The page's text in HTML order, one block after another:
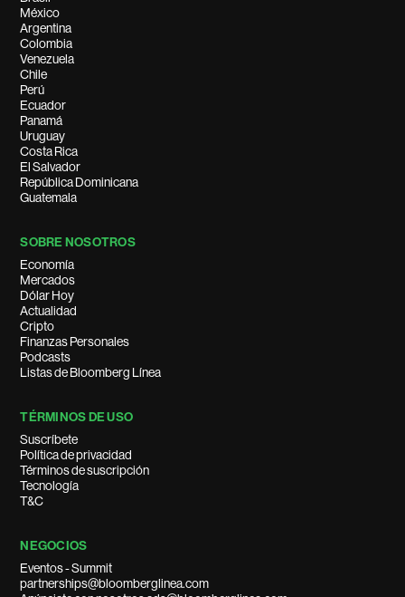
México
Argentina
Colombia
Venezuela
Chile
Perú
Ecuador
Panamá
Uruguay
Costa Rica
El Salvador
República Dominicana
Guatemala
SOBRE NOSOTROS
Economía
Mercados
Dólar Hoy
Actualidad
Cripto
Finanzas Personales
Podcasts
Listas de Bloomberg Línea
TÉRMINOS DE USO
Suscríbete
Política de privacidad
Términos de suscripción
Tecnología
T&C
NEGOCIOS
Eventos - Summit
partnerships@bloomberglinea.com